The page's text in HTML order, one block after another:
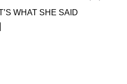
WHAT SHE SAID